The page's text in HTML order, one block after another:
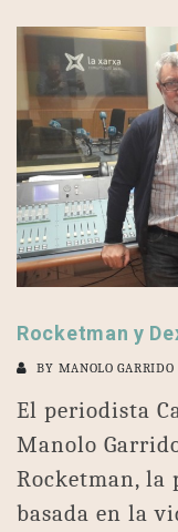
Rocketman y
BY MANOLO GARRIDO
El periodista
Manolo
Rocketman, la
basada en la